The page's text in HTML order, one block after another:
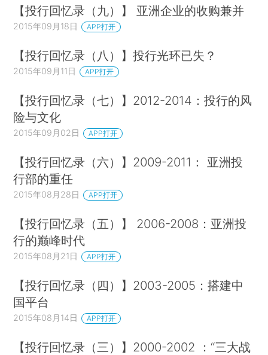
【投行回忆录（九）】 亚洲企业的收购兼并
2015年09月18日 APP打开
【投行回忆录（八）】投行光环已失？
2015年09月11日 APP打开
【投行回忆录（七）】2012-2014：投行的风
险与文化
2015年09月02日 APP打开
【投行回忆录（六）】2009-2011： 亚洲投
行部的重任
2015年08月28日 APP打开
【投行回忆录（五）】 2006-2008：亚洲投
行的巅峰时代
2015年08月21日 APP打开
【投行回忆录（四）】2003-2005：搭建中
国平台
2015年08月14日 APP打开
【投行回忆录（三）】2000-2002 ：“三大战